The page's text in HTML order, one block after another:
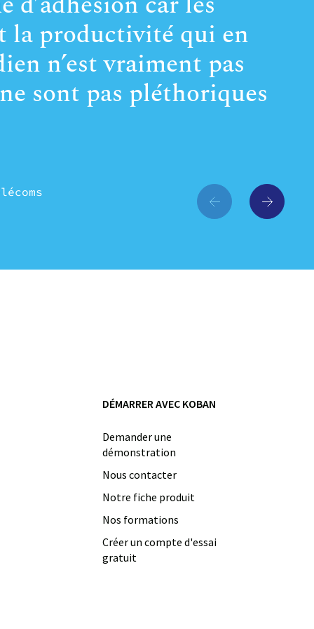
la productivité qui en
n’est vraiment pas
sont pas pléthoriques
DÉMARRER AVEC KOBAN
Demander une
démonstration
Nous contacter
Notre fiche produit
Nos formations
Créer un compte d'essai
gratuit